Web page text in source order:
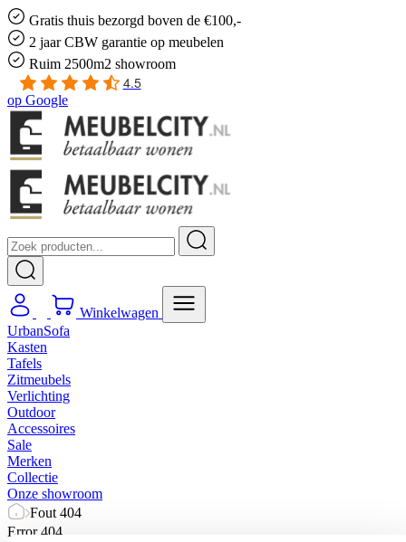
Gratis thuis bezorgd boven de €100,-
2 jaar CBW garantie op meubelen
Ruim 2500m2 showroom
4.5
op Google
Winkelwagen
UrbanSofa
Kasten
Tafels
Zitmeubels
Verlichting
Outdoor
Accessoires
Sale
Merken
Collectie
Onze showroom
Fout 404
Error 404